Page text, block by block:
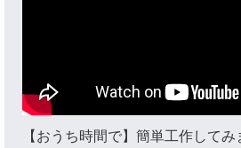
【おうち時間で】簡単工作して